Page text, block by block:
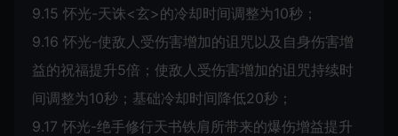
9.15 怀光-天诛<玄>的冷却时间调整为10秒；
9.16 怀光-使敌人受伤害增加的诅咒以及自身伤害增
益的祝福提升5倍；使敌人受伤害增加的诅咒持续时
间调整为10秒；基础冷却时间降低20秒；
9.17 怀光-绝手修行天书铁肩所带来的爆伤增益提升